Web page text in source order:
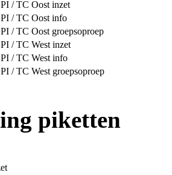
/ TC Oost inzet
/ TC Oost info
/ TC Oost groepsoproep
/ TC West inzet
/ TC West info
/ TC West groepsoproep
piketten